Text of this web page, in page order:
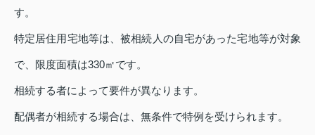
す。
特定居住用宅地等は、被相続人の自宅があった宅地等が対象
で、限度面積は330㎡です。
相続する者によって要件が異なります。
配偶者が相続する場合は、無条件で特例を受けられます。